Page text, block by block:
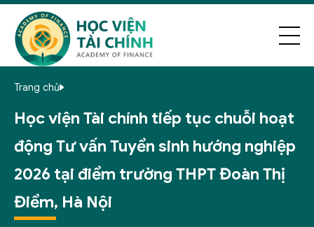
Trang chủ
Học viện Tài chính tiếp tục chuỗi hoạt
động Tư vấn Tuyển sinh hướng nghiệp
2026 tại điểm trường THPT Đoàn Thị
Điểm, Hà Nội